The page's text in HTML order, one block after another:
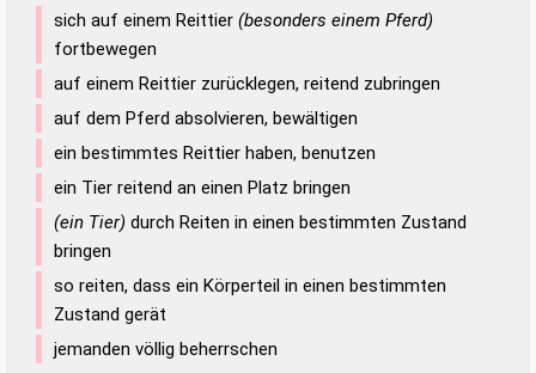
sich auf einem Reittier (besonders einem Pferd)
fortbewegen
auf einem Reittier zurücklegen, reitend zubringen
auf dem Pferd absolvieren, bewältigen
ein bestimmtes Reittier haben, benutzen
ein Tier reitend an einen Platz bringen
(ein Tier) durch Reiten in einen bestimmten Zustand
bringen
so reiten, dass ein Körperteil in einen bestimmten
Zustand gerät
jemanden völlig beherrschen